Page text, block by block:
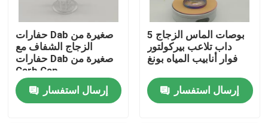
الزجاج بونغ بانجر
زجاج الماء بونغ
سيليكون الزجاج بونغ
حفارات Dab صغيرة من
الزجاج الشفاف مع
حفارات Dab صغيرة من
Carb Cap
إرسال استفسار
5 بوصات الماس الزجاج
داب تلاعب بيركولتور
فوار أنابيب المياه بونغ
إرسال استفسار